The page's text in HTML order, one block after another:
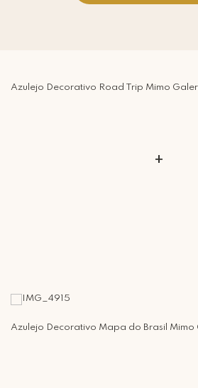
Azulejo Decorativo Road Trip Mimo
+
Azulejo Decorativo Mapa do Brasil Mimo